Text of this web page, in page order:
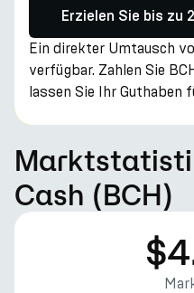
Erzielen Sie bis zu
Ein direkter Umtausch
verfügbar. Zahlen Sie
lassen Sie Ihr Guthaben
Cash (BCH)